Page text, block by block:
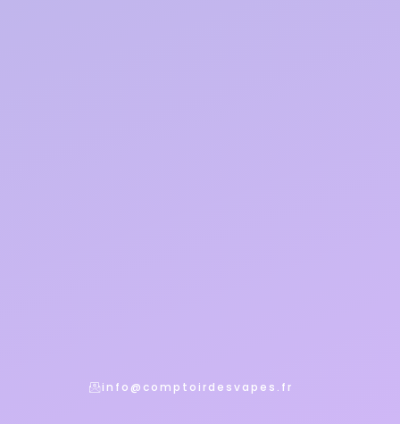
info@comptoirdesvapes.fr